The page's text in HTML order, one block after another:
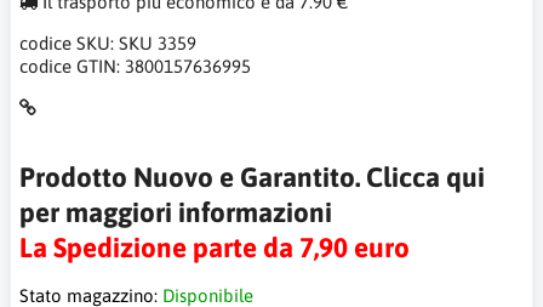
codice SKU: SKU 3359
codice GTIN: 3800157636995
Prodotto Nuovo e Garantito. Clicca qui
per maggiori informazioni
La Spedizione parte da 7,90 euro
Stato magazzino: Disponibile